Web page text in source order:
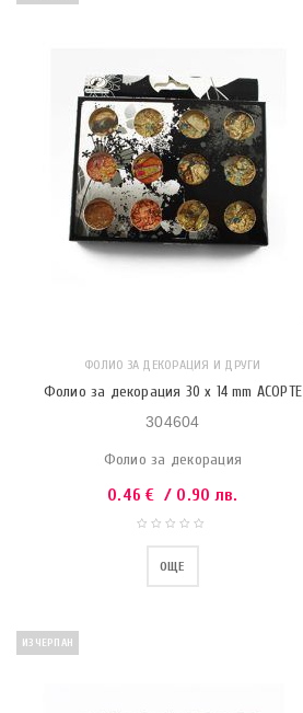
ФОЛИО ЗА ДЕКОРАЦИЯ И ДРУГИ
Фолио за декорация 30 x 14 mm АСОРТЕ
304604
Фолио за декорация
0.46€ / 0.90 лв.
ОЩЕ
ИЗЧЕРПАН